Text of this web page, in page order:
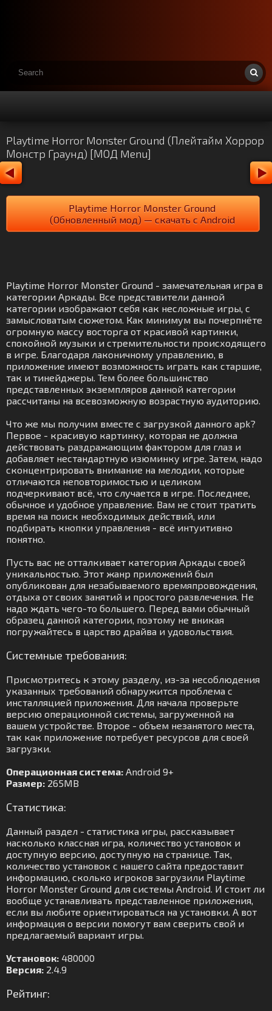
Playtime Horror Monster Ground (Плейтайм Хоррор
Монстр Граунд) [МОД Menu]
Playtime Horror Monster Ground
(Обновленный мод) — скачать с Android
Playtime Horror Monster Ground - замечательная игра в
категории Аркады. Все представители данной
категории изображают себя как несложные игры, с
замысловатым сюжетом. Как минимум вы почерпнёте
огромную массу восторга от красивой картинки,
спокойной музыки и стремительности происходящего
в игре. Благодаря лаконичному управлению, в
приложение имеют возможность играть как старшие,
так и тинейджеры. Тем более большинство
представленных экземпляров данной категории
рассчитаны на всевозможную возрастную аудиторию.
Что же мы получим вместе с загрузкой данного apk?
Первое - красивую картинку, которая не должна
действовать раздражающим фактором для глаз и
добавляет нестандартную изюминку игре. Затем, надо
сконцентрировать внимание на мелодии, которые
отличаются неповторимостью и целиком
подчеркивают всё, что случается в игре. Последнее,
обычное и удобное управление. Вам не стоит тратить
время на поиск необходимых действий, или
подбирать кнопки управления - всё интуитивно
понятно.
Пусть вас не отталкивает категория Аркады своей
уникальностью. Этот жанр приложений был
опубликован для незабываемого времяпровождения,
отдыха от своих занятий и простого развлечения. Не
надо ждать чего-то большего. Перед вами обычный
образец данной категории, поэтому не вникая
погружайтесь в царство драйва и удовольствия.
Системные требования:
Присмотритесь к этому разделу, из-за несоблюдения
указанных требований обнаружится проблема с
инсталляцией приложения. Для начала проверьте
версию операционной системы, загруженной на
вашем устройстве. Второе - объем незанятого места,
так как приложение потребует ресурсов для своей
загрузки.
Операционная система: Android 9+
Размер: 265MB
Статистика:
Данный раздел - статистика игры, рассказывает
насколько классная игра, количество установок и
доступную версию, доступную на странице. Так,
количество установок с нашего сайта предоставит
информацию, сколько игроков загрузили Playtime
Horror Monster Ground для системы Android. И стоит ли
вообще устанавливать представленное приложения,
если вы любите ориентироваться на установки. А вот
информация о версии помогут вам сверить свой и
предлагаемый вариант игры.
Установок: 480000
Версия: 2.4.9
Рейтинг: